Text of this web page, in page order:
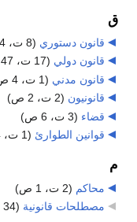
ق
قانون دستوري (8 ت، 14 ص، 3 م)
قانون دولي (17 ت، 47 ص)
قانون مدني (1 ت، 4 ص)
قانونيون (2 ت، 2 ص)
قضاء (3 ت، 6 ص)
قوانين الطوارئ (1 ت، 14 ص)
م
محاكم (2 ت، 1 ص)
مصطلحات قانونية (34 ص)